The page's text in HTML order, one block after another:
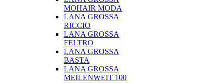
MOHAIR MODA
LANA GROSSA
RICCIO
LANA GROSSA
FELTRO
LANA GROSSA
BASTA
LANA GROSSA
MEILENWEIT 100